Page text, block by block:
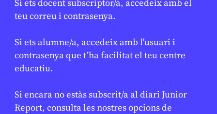
Si ets docent subscriptor/a, accedeix amb el
teu correu i contrasenya.
Si ets alumne/a, accedeix amb l'usuari i
contrasenya que t’ha facilitat el teu centre
educatiu.
Si encara no estàs subscrit/a al diari Junior
Report, consulta les nostres opcions de
Didàctica per comprendre la gestió
de l’aigua i els reptes per conservar-
13 DE GENER DE 2026 · 8:00